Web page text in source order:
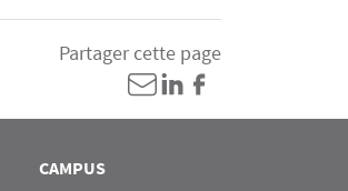
Partager cette page
CAMPUS